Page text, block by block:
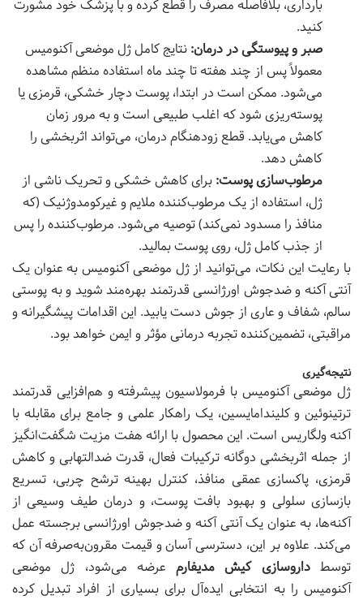
بارداری، بلافاصله مصرف را قطع کرده و با پزشک خود مشورت
کنید.
صبر و پیوستگی در درمان: نتایج کامل ژل موضعی آکنومیس
معمولاً پس از چند هفته تا چند ماه استفاده منظم مشاهده
می‌شود. ممکن است در ابتدا، پوست دچار خشکی، قرمزی یا
پوسته‌ریزی شود که اغلب طبیعی است و به مرور زمان
کاهش می‌یابد. قطع زودهنگام درمان، می‌تواند اثربخشی را
کاهش دهد.
مرطوب‌سازی پوست: برای کاهش خشکی و تحریک ناشی از
ژل، استفاده از یک مرطوب‌کننده ملایم و غیرکومدوژنیک (که
منافذ را مسدود نمی‌کند) توصیه می‌شود. مرطوب‌کننده را پس
از جذب کامل ژل، روی پوست بمالید.
با رعایت این نکات، می‌توانید از ژل موضعی آکنومیس به عنوان یک
آنتی آکنه و ضدجوش اورژانسی قدرتمند بهره‌مند شوید و به پوستی
سالم، شفاف و عاری از جوش دست یابید. این اقدامات پیشگیرانه و
مراقبتی، تضمین‌کننده تجربه درمانی مؤثر و ایمن خواهد بود.
نتیجه‌گیری
ژل موضعی آکنومیس با فرمولاسیون پیشرفته و هم‌افزایی قدرتمند
ترتینوئین و کلیندامایسین، یک راهکار علمی و جامع برای مقابله با
آکنه ولگاریس است. این محصول با ارائه هفت مزیت شگفت‌انگیز
از جمله اثربخشی دوگانه ترکیبات فعال، قدرت ضدالتهابی و کاهش
قرمزی، پاکسازی عمقی منافذ، کنترل بهینه ترشح چربی، تسریع
بازسازی سلولی و بهبود بافت پوست، و درمان طیف وسیعی از
آکنه‌ها، به عنوان یک آنتی آکنه و ضدجوش اورژانسی برجسته عمل
می‌کند. علاوه بر این، دسترسی آسان و قیمت مقرون‌به‌صرفه آن که
توسطداروسازی کیش مدیفارمعرضه می‌شود، ژل موضعی
آکنومیس را به انتخابی ایده‌آل برای بسیاری از افراد تبدیل کرده